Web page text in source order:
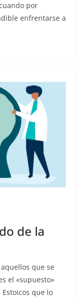
por
enfrentarse a
de la
que se
el «supuesto»
que lo